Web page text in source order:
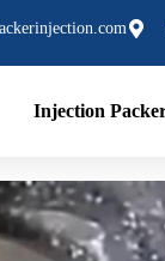
Injection